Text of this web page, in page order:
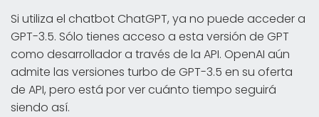
Si utiliza el chatbot ChatGPT, ya no puede acceder a
GPT-3.5. Sólo tienes acceso a esta versión de GPT
como desarrollador a través de la API. OpenAI aún
admite las versiones turbo de GPT-3.5 en su oferta
de API, pero está por ver cuánto tiempo seguirá
siendo así.